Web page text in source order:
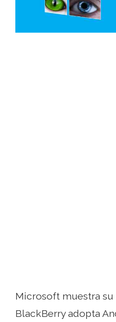
Microsoft muestra
BlackBerry adopta